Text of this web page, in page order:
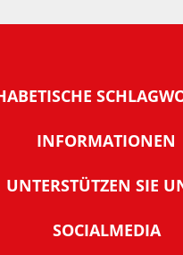
INFORMATIONEN
Warum NachDenkSeiten
zur Nutzung der
UNTERSTÜTZEN SIE
SOCIALMEDIA